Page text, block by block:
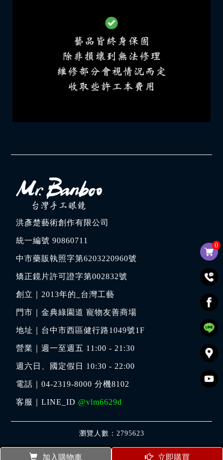
0
加入購物車 立即購買
洪彥楚藝術創作有限公司
統一編號 90860711
中市藥販執照字第6203220960號
矯正鏡片許可證字第002832號
創立｜2013年的_台灣工藝
門市｜金典綠園道 寵物友善商場
地址｜ 台中市西區健行路1049號1F
營業｜週一至週五 11:00 - 21:30
週六日、國定假日 10:30 - 22:00
電話｜04-2319-8000 分機8102
客服｜LINE_ID @vlm6629d
瀏覽人數：2795623